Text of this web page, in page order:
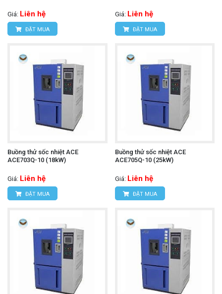
Giá: Liên hệ
ĐẶT MUA
Giá: Liên hệ
ĐẶT MUA
Buồng thử sốc nhiệt ACE
ACE703Q-10 (18kW)
Giá: Liên hệ
ĐẶT MUA
Buồng thử sốc nhiệt ACE
ACE705Q-10 (25kW)
Giá: Liên hệ
ĐẶT MUA